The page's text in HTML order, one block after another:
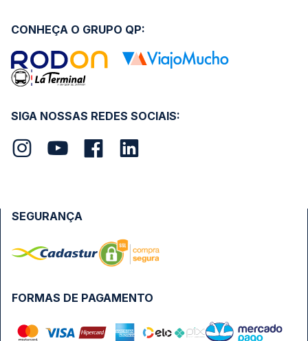
SIGA NOSSAS REDES SOCIAIS:
CONHEÇA O GRUPO QP:
FORMAS DE PAGAMENTO
SEGURANÇA